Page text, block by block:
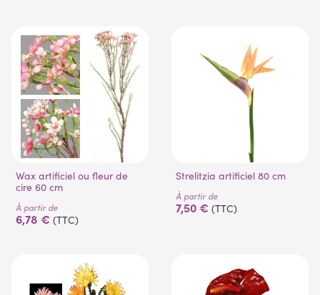
(1 avis)
Wax artificiel ou fleur de
cire 60 cm
À partir de
6,78 € (TTC)
Strelitzia artificiel 80 cm
À partir de
7,50 € (TTC)